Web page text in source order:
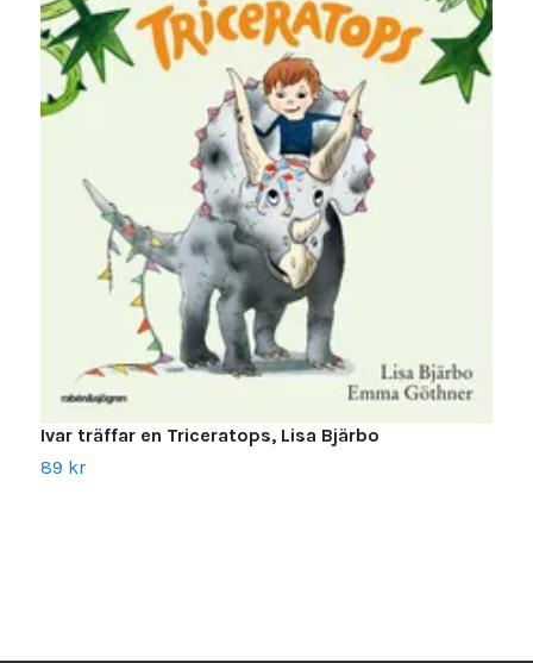
Ivar träffar en Triceratops, Lisa Bjärbo
89 kr